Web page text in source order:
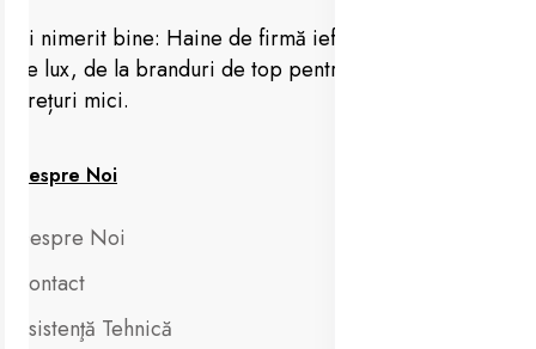
Ai nimerit bine: Haine de firmă ieftine, vestimentație
de lux, de la branduri de top pentru femei, barbați la
prețuri mici.
Despre Noi
Despre Noi
Contact
Asistenţă Tehnică